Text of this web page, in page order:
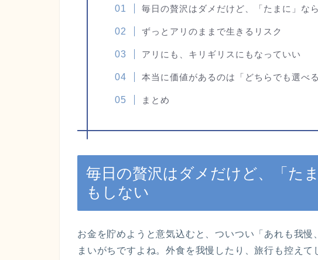
毎日の贅沢はダメだけど、「たまに」な
ずっとアリのままで生きるリスク
アリにも、キリギリスにもなっていい
本当に価値があるのは「どちらでも選べる
まとめ
毎日の贅沢はダメだけど、「た
もしない
お金を貯めようと意気込むと、ついつい「あれも我
まいがちですよね。外食を我慢したり、旅行も控えて